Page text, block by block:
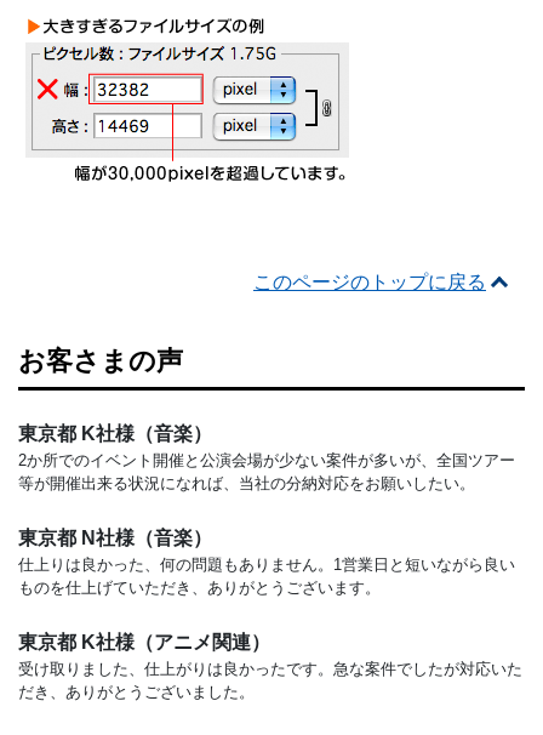
このページのトップに戻る
お客さまの声
東京都 K社様（音楽）
2か所でのイベント開催と公演会場が少ない案件が多いが、全国ツアー
等が開催出来る状況になれば、当社の分納対応をお願いしたい。
東京都 N社様（音楽）
仕上りは良かった、何の問題もありません。1営業日と短いながら良い
ものを仕上げていただき、ありがとうございます。
東京都 K社様（アニメ関連）
受け取りました、仕上がりは良かったです。急な案件でしたが対応いた
だき、ありがとうございました。